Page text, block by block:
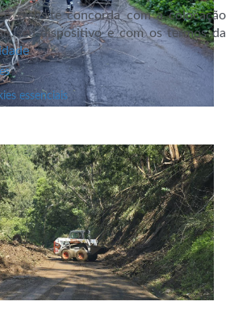
website concorda com a colocação
seu dispositivo e com os termos da
.
essenciais